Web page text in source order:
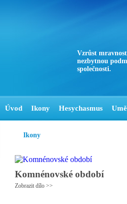
Vzrůst
nezbytnou
společnosti.
Úvod Ikony Hesychasmus
Ikony
Komnénovské období
Zobrazit dílo >>